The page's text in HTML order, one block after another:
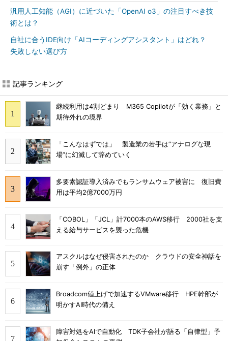
汎用人工知能（AGI）に近づいた「OpenAI o3」の注目すべき技
術とは？
自社に合うIDE向け「AIコーディングアシスタント」はどれ？
失敗しない選び方
記事ランキング
継続利用は4割どまり M365 Copilotが「効く業務」と
期待外れの境界
「こんなはずでは」 製造業の若手は“アナログな現
場”に幻滅して辞めていく
多要素認証導入済みでもランサムウェア被害に 復旧費
用は平均2億7000万円
「COBOL」「JCL」計7000本のAWS移行 2000社を支
える給与サービスを襲った危機
アスクルはなぜ侵害されたのか クラウドの安全神話を
崩す「例外」の正体
Broadcom値上げで加速するVMware移行 HPE幹部が
明かすAI時代の備え
障害対処をAIで自動化 TDK子会社が語る「自律型」予